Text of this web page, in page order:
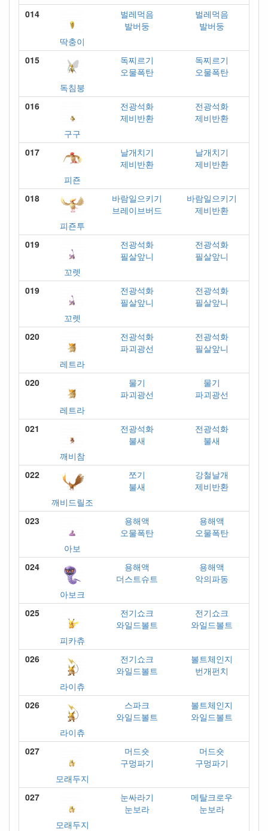
014
딱충이
벌레먹음
발버둥
벌레먹음
발버둥
015
독침붕
독찌르기
오물폭탄
독찌르기
오물폭탄
016
구구
전광석화
제비반환
전광석화
제비반환
017
피죤
날개치기
제비반환
날개치기
제비반환
018
피죤투
바람일으키기
브레이브버드
바람일으키기
제비반환
019
꼬렛
전광석화
필살앞니
전광석화
필살앞니
019
꼬렛
전광석화
필살앞니
전광석화
필살앞니
020
레트라
전광석화
파괴광선
전광석화
필살앞니
020
레트라
물기
파괴광선
물기
파괴광선
021
깨비참
전광석화
불새
전광석화
불새
022
깨비드릴조
쪼기
불새
강철날개
제비반환
023
아보
용해액
오물폭탄
용해액
오물폭탄
024
아보크
용해액
더스트슈트
용해액
악의파동
025
피카츄
전기쇼크
와일드볼트
전기쇼크
와일드볼트
026
라이츄
전기쇼크
와일드볼트
볼트체인지
번개펀치
026
라이츄
스파크
와일드볼트
볼트체인지
와일드볼트
027
모래두지
머드숏
구멍파기
머드숏
구멍파기
027
모래두지
눈싸라기
눈보라
메탈크로우
눈보라